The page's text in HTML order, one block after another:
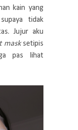
kain yang
tidak
Jujur aku
masksetipis
pas lihat